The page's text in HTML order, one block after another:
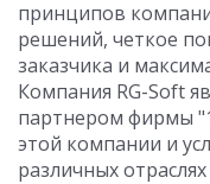
принципов
решений, четкое
заказчика и
Компания RG-Soft
партнером фирмы
этой компании и
различных отраслях